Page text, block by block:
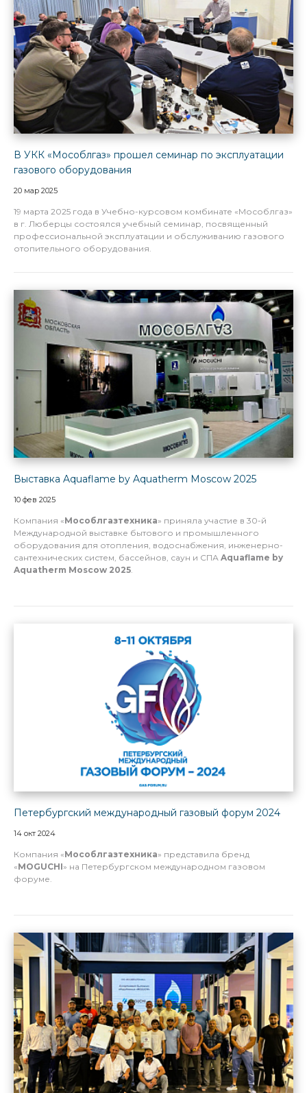
В УКК «Мособлгаз» прошел семинар по эксплуатации
газового оборудования
20 мар 2025
19 марта 2025 года в Учебно-курсовом комбинате «Мособлгаз»
в г. Люберцы состоялся учебный семинар, посвященный
профессиональной эксплуатации и обслуживанию газового
отопительного оборудования.
Выставка Aquaflame by Aquatherm Moscow 2025
10 фев 2025
Компания «Мособлгазтехника» приняла участие в 30-й
Международной выставке бытового и промышленного
оборудования для отопления, водоснабжения, инженерно-
сантехнических систем, бассейнов, саун и СПА Aquaflame by
Aquatherm Moscow 2025
Петербургский международный газовый форум 2024
14 окт 2024
Компания «Мособлгазтехника» представила бренд
«MOGUCHI» на Петербургском международном газовом
форуме.